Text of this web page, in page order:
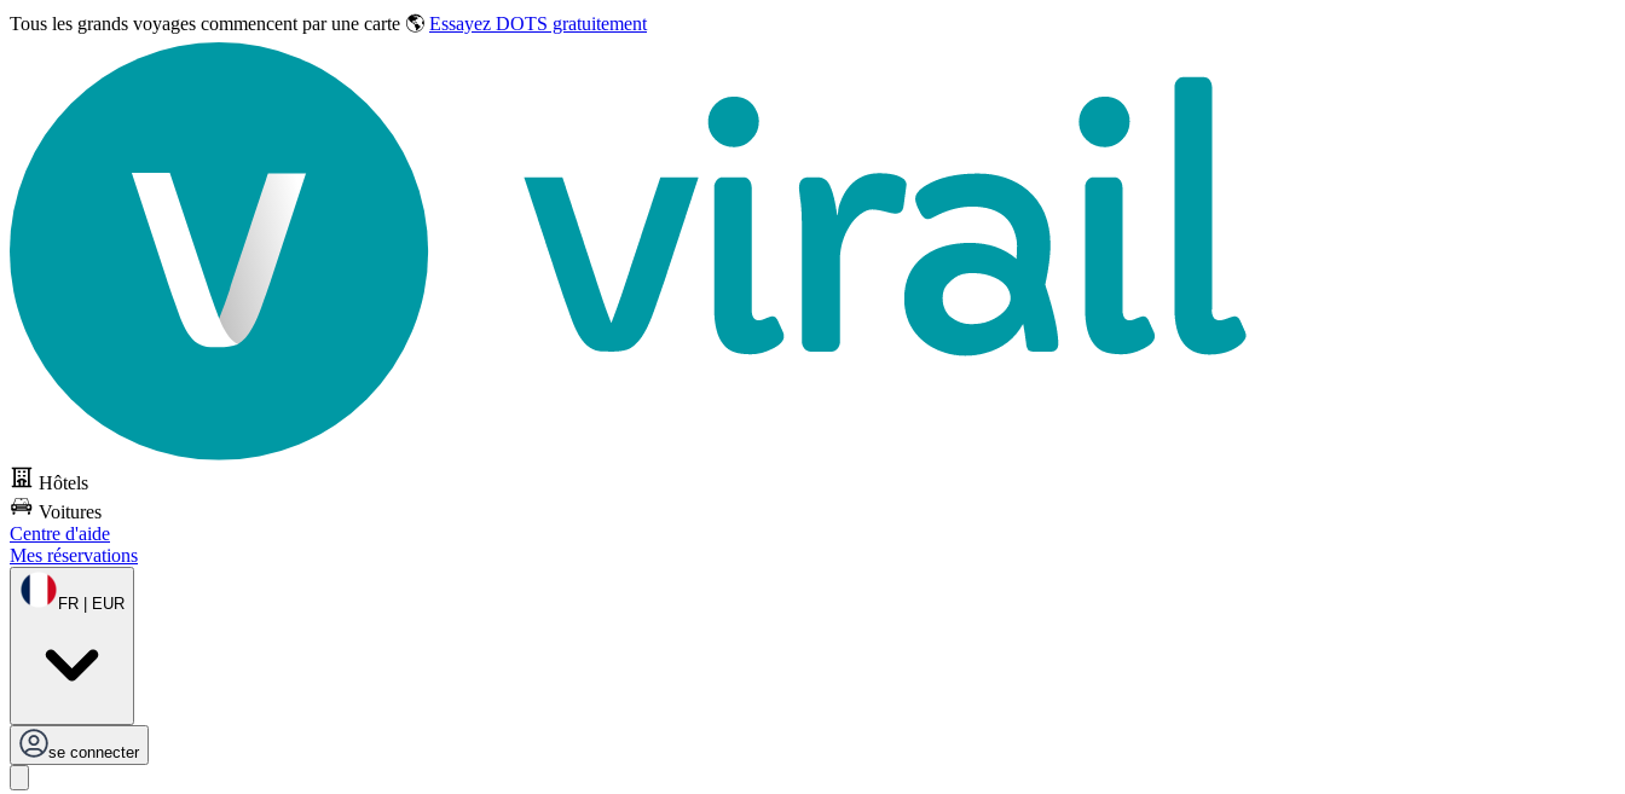
Tous les grands voyages commencent par une carte 🌎 Essayez DOTS gratuitement
Hôtels
Voitures
Centre d'aide
Mes réservations
FR | EUR
se connecter